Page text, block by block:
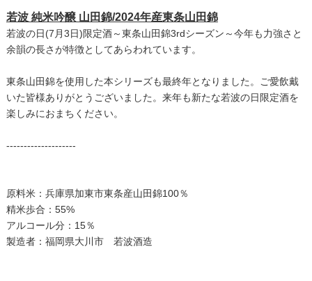
若波 純米吟醸 山田錦/2024年産東条山田錦
若波の日(7月3日)限定酒～東条山田錦3rdシーズン～今年も力強さと
余韻の長さが特徴としてあらわれています。
東条山田錦を使用した本シリーズも最終年となりました。ご愛飲戴
いた皆様ありがとうございました。来年も新たな若波の日限定酒を
楽しみにおまちください。
--------------------
原料米：兵庫県加東市東条産山田錦100％
精米歩合：55%
アルコール分：15％
製造者：福岡県大川市 若波酒造